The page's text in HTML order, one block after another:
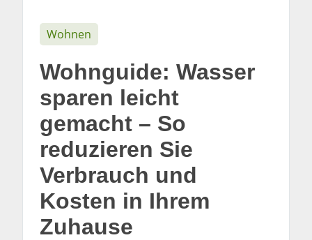
Wohnen
Wohnguide: Wasser
sparen leicht
gemacht – So
reduzieren Sie
Verbrauch und
Kosten in Ihrem
Zuhause